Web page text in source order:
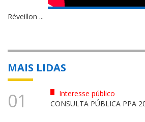
Réveillon ...
MAIS LIDAS
01
Interesse público
CONSULTA PÚBLICA PPA